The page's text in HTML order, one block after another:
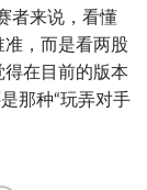
者来说，看懂
，而是看两股
在目前的版本
那种“玩弄对手